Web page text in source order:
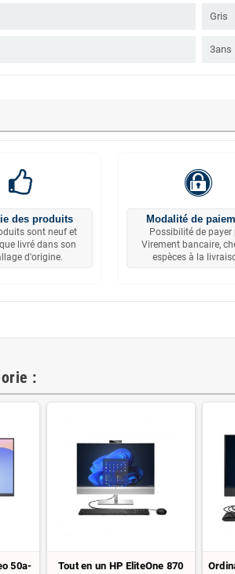
Gris
3ans
des produits
sont neuf et
livré dans son
d'origine.
Modalité de
Possibilité de payer
Virement bancaire,
espèces à la
:
50a-
Tout en un HP EliteOne 870